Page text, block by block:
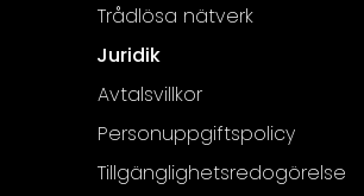
Trådlösa nätverk
Juridik
Avtalsvillkor
Personuppgiftspolicy
Tillgänglighetsredogörelse